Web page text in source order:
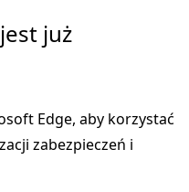
już
Edge, aby korzystać
zabezpieczeń i